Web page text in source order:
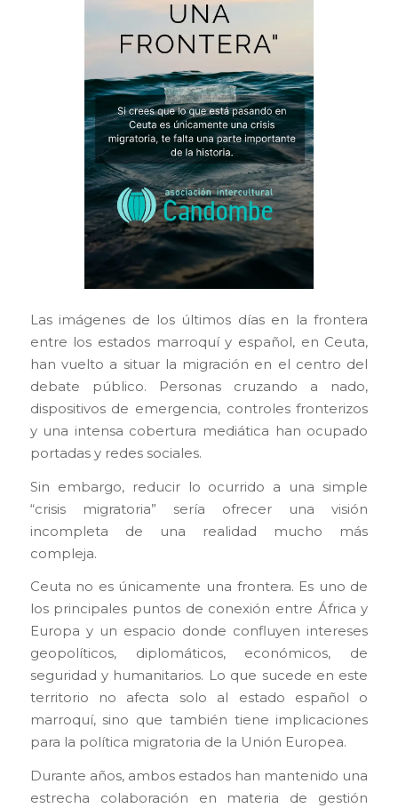
Las imágenes de los últimos días en la frontera
entre los estados marroquí y español, en Ceuta,
han vuelto a situar la migración en el centro del
debate público. Personas cruzando a nado,
dispositivos de emergencia, controles fronterizos
y una intensa cobertura mediática han ocupado
portadas y redes sociales.
Sin embargo, reducir lo ocurrido a una simple
“crisis migratoria” sería ofrecer una visión
incompleta de una realidad mucho más
compleja.
Ceuta no es únicamente una frontera. Es uno de
los principales puntos de conexión entre África y
Europa y un espacio donde confluyen intereses
geopolíticos, diplomáticos, económicos, de
seguridad y humanitarios. Lo que sucede en este
territorio no afecta solo al estado español o
marroquí, sino que también tiene implicaciones
para la política migratoria de la Unión Europea.
Durante años, ambos estados han mantenido una
estrecha colaboración en materia de gestión